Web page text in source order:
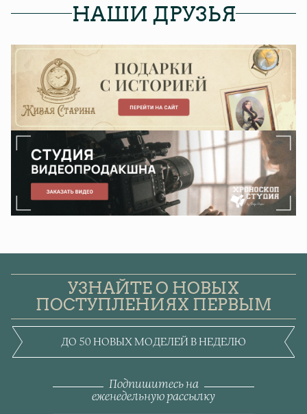
НАШИ ДРУЗЬЯ
УЗНАЙТЕ О НОВЫХ
ПОСТУПЛЕНИЯХ ПЕРВЫМ
ДО 50 НОВЫХ МОДЕЛЕЙ В НЕДЕЛЮ
Подпишитесь на
еженедельную рассылку